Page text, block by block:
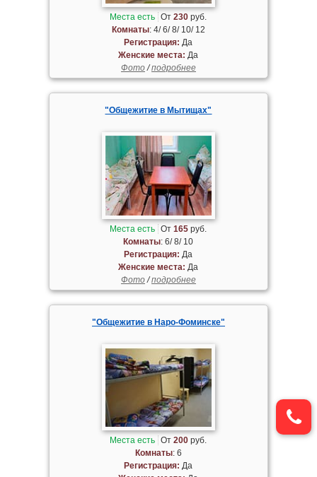
Места есть От230 руб.
Комнаты: 4/ 6/ 8/ 10/ 12
Регистрация: Да
Женские места: Да
Фото/подробнее
"Общежитие в Мытищах"
Места есть От165 руб.
Комнаты: 6/ 8/ 10
Регистрация: Да
Женские места: Да
Фото/подробнее
"Общежитие в Наро-Фоминске"
Места есть От200 руб.
Комнаты: 6
Регистрация: Да